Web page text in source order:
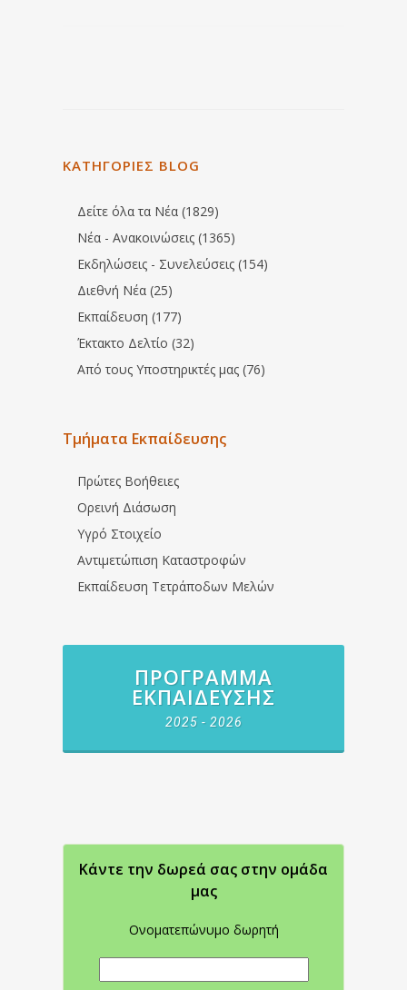
ΚΑΤΗΓΟΡΙΕΣ BLOG
Δείτε όλα τα Νέα (1829)
Νέα - Ανακοινώσεις (1365)
Εκδηλώσεις - Συνελεύσεις (154)
Διεθνή Νέα (25)
Εκπαίδευση (177)
Έκτακτο Δελτίο (32)
Από τους Υποστηρικτές μας (76)
Τμήματα Εκπαίδευσης
Πρώτες Βοήθειες
Ορεινή Διάσωση
Υγρό Στοιχείο
Αντιμετώπιση Καταστροφών
Εκπαίδευση Τετράποδων Μελών
ΠΡΌΓΡΑΜΜΑ
ΕΚΠΑΊΔΕΥΣΗΣ
2025 - 2026
Κάντε την δωρεά σας στην oμάδα
μας
Ονοματεπώνυμο δωρητή